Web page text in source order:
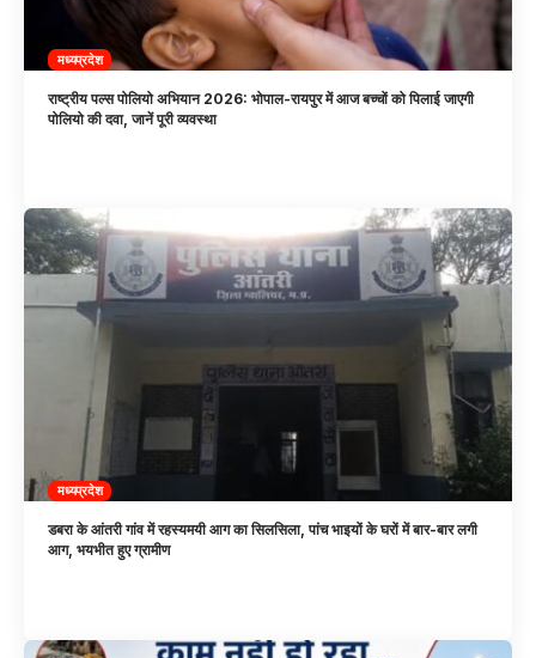
मध्यप्रदेश
राष्ट्रीय पल्स पोलियो अभियान 2026: भोपाल-रायपुर में आज बच्चों को पिलाई जाएगी
पोलियो की दवा, जानें पूरी व्यवस्था
मध्यप्रदेश
डबरा के आंतरी गांव में रहस्यमयी आग का सिलसिला, पांच भाइयों के घरों में बार-बार लगी
आग, भयभीत हुए ग्रामीण